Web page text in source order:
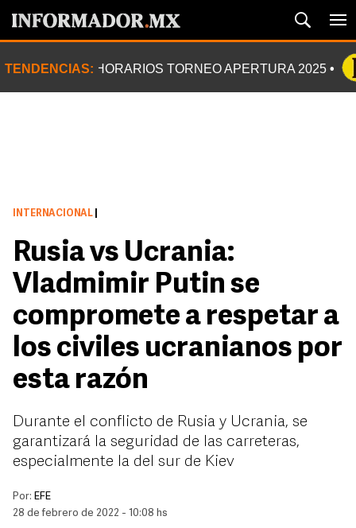
TENDENCIAS: HORARIOS TORNEO APERTURA 2025
INTERNACIONAL
Rusia vs Ucrania:
Vladmimir Putin se
compromete a respetar a
los civiles ucranianos por
esta razón
Durante el conflicto de Rusia y Ucrania, se
garantizará la seguridad de las carreteras,
especialmente la del sur de Kiev
Por: EFE
28 de febrero de 2022 - 10:08 hs